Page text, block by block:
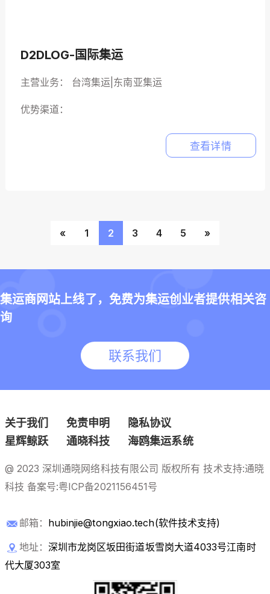
D2DLOG-国际集运
主营业务： 台湾集运|东南亚集运
优势渠道：
查看详情
« 1 2 3 4 5 »
集运商网站上线了，免费为集运创业者提供相关咨
询
联系我们
关于我们 免责申明
隐私协议
星辉鲸跃
通晓科技 海鸥集运系统
@ 2023 深圳通晓网络科技有限公司 版权所有 技术支持:通晓
科技 备案号:粤ICP备2021156451号
邮箱： hubinjie@tongxiao.tech(软件技术支持)
地址： 深圳市龙岗区坂田街道坂雪岗大道4033号江南时
代大厦303室